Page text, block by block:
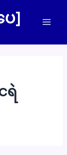
ေ]
ရဲ